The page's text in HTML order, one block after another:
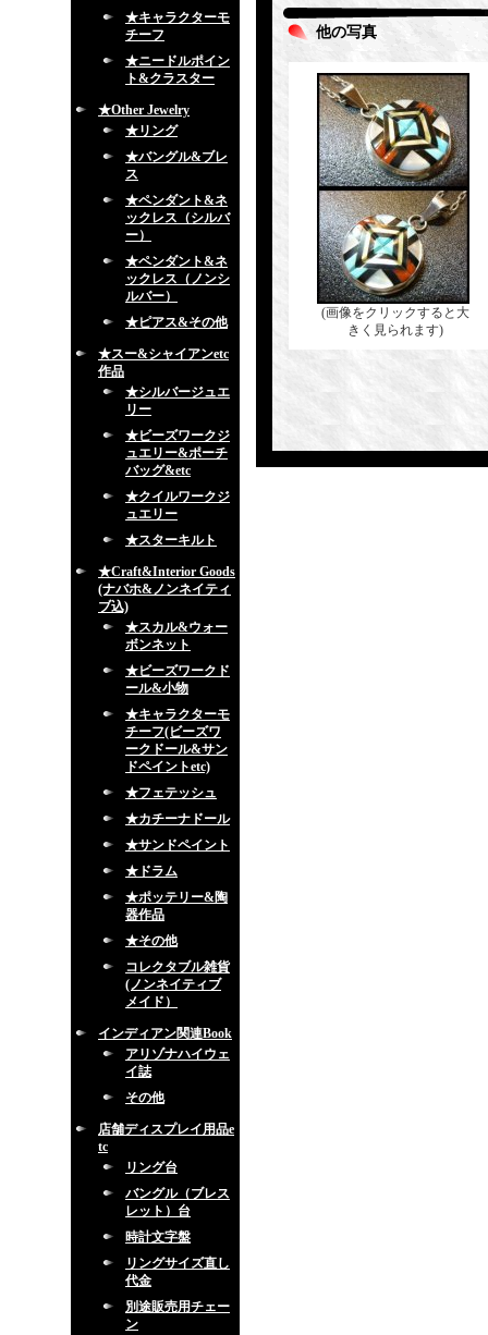
★キャラクターモ
チーフ
★ニードルポイン
ト&クラスター
★Other Jewelry
★リング
★バングル&ブレ
ス
★ペンダント&ネ
ックレス（シルバ
ー）
★ペンダント&ネ
ックレス（ノンシ
ルバー）
★ピアス&その他
★スー&シャイアンetc
作品
★シルバージュエ
リー
★ビーズワークジ
ュエリー&ポーチ
バッグ&etc
★クイルワークジ
ュエリー
★スターキルト
★Craft&Interior Goods
(ナバホ&ノンネイティ
ブ込)
★スカル&ウォー
ボンネット
★ビーズワークド
ール&小物
★キャラクターモ
チーフ(ビーズワ
ークドール&サン
ドペイントetc)
★フェテッシュ
★カチーナドール
★サンドペイント
★ドラム
★ポッテリー&陶
器作品
★その他
コレクタブル雑貨
(ノンネイティブ
メイド）
インディアン関連Book
アリゾナハイウェ
イ誌
その他
店舗ディスプレイ用品e
tc
リング台
バングル（ブレス
レット）台
時計文字盤
リングサイズ直し
代金
別途販売用チェー
ン
他の写真
(画像をクリックすると大
きく見られます)